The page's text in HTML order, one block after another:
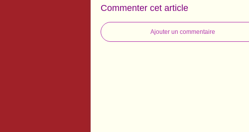
Commenter cet article
Ajouter un commentaire